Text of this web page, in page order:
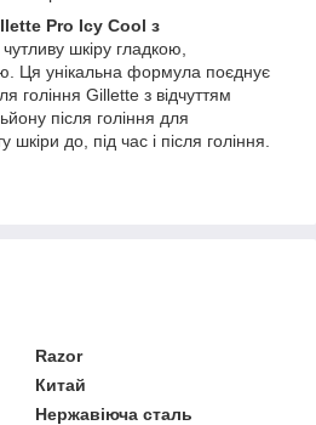
Pro Icy Cool з
шкіру гладкою,
Ця унікальна формула поєднує
гоління Gillette з відчуттям
після гоління для
до, під час і після гоління.
Razor
Китай
Нержавіюча сталь